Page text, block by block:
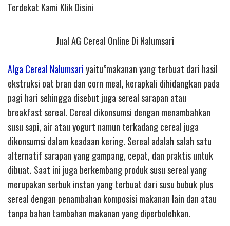
Terdekat Kami Klik Disini
Jual AG Cereal Online Di Nalumsari
Alga Cereal Nalumsariyaitu”makanan yang terbuat dari hasil
ekstruksi oat bran dan corn meal, kerapkali dihidangkan pada
pagi hari sehingga disebut juga sereal sarapan atau
breakfast sereal. Cereal dikonsumsi dengan menambahkan
susu sapi, air atau yogurt namun terkadang cereal juga
dikonsumsi dalam keadaan kering. Sereal adalah salah satu
alternatif sarapan yang gampang, cepat, dan praktis untuk
dibuat. Saat ini juga berkembang produk susu sereal yang
merupakan serbuk instan yang terbuat dari susu bubuk plus
sereal dengan penambahan komposisi makanan lain dan atau
tanpa bahan tambahan makanan yang diperbolehkan.